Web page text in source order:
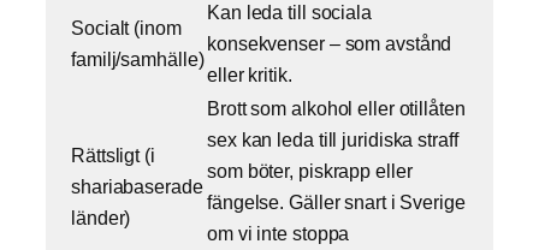
Socialt (inom
familj/samhälle)
Kan leda till sociala
konsekvenser – som avstånd
eller kritik.
Rättsligt (i
shariabaserade
länder)
Brott som alkohol eller otillåten
sex kan leda till juridiska straff
som böter, piskrapp eller
fängelse. Gäller snart i Sverige
om vi inte stoppa